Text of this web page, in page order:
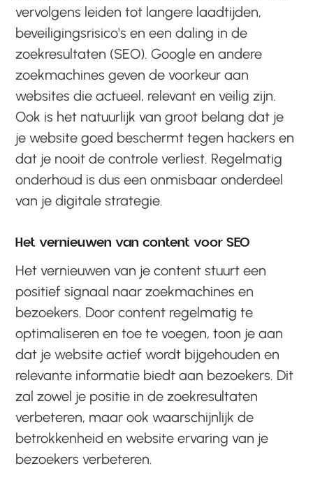
vervolgens leiden tot langere laadtijden,
beveiligingsrisico's en een daling in de
zoekresultaten (SEO). Google en andere
zoekmachines geven de voorkeur aan
websites die actueel, relevant en veilig zijn.
Ook is het natuurlijk van groot belang dat je
je website goed beschermt tegen hackers en
dat je nooit de controle verliest. Regelmatig
onderhoud is dus een onmisbaar onderdeel
van je digitale strategie.
Het vernieuwen van content voor SEO
Het vernieuwen van je content stuurt een
positief signaal naar zoekmachines en
bezoekers. Door content regelmatig te
optimaliseren en toe te voegen, toon je aan
dat je website actief wordt bijgehouden en
relevante informatie biedt aan bezoekers. Dit
zal zowel je positie in de zoekresultaten
verbeteren, maar ook waarschijnlijk de
betrokkenheid en website ervaring van je
bezoekers verbeteren.